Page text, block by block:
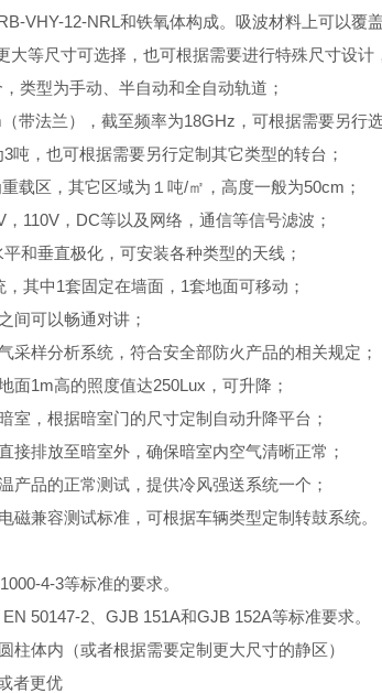
VHY-12-NRL和铁氧体构成。吸波材料上可以覆
等尺寸可选择，也可根据需要进行特殊尺寸设计
类型为手动、半自动和全自动轨道；
带法兰），截至频率为18GHz，可根据需要另行选
3吨 ，也可根据需要另行定制其它类型的转台；
载区，其它区域为１吨/㎡，高度一般为50cm；
110V，DC等以及网络，通信等信号滤波；
平和垂直极化，可安装各种类型的天线；
其中1套固定在墙面，1套地面可移动；
间可以畅通对讲；
采样分析系统，符合安全部防火产品的相关规定；
面1m高的照度值达250Lux，可升降；
室，根据暗室门的尺寸定制自动升降平台；
接排放至暗室外，确保暗室内空气清晰正常；
产品的正常测试，提供冷风强送系统一个；
磁兼容测试标准，可根据车辆类型定制转鼓系统。
4-3等标准的要求。
50147-2、GJB 151A和GJB 152A等标准要求。
柱体内（或者根据需要定制更大尺寸的静区）
者更优